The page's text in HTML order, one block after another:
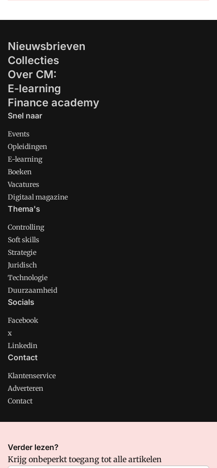
Nieuwsbrieven
Collecties
Over CM:
E-learning
Finance academy
Snel naar
Events
Opleidingen
E-learning
Boeken
Vacatures
Digitaal magazine
Thema's
Controlling
Soft skills
Strategie
Juridisch
Technologie
Duurzaamheid
Socials
Facebook
x
Linkedin
Contact
Klantenservice
Adverteren
Contact
CMweb is onderdeel van VMN media. Lees in
waar VMN media voor staat. Op gebruik van deze site zijn de
Verder lezen?
Krijg onbeperkt toegang tot alle artikelen